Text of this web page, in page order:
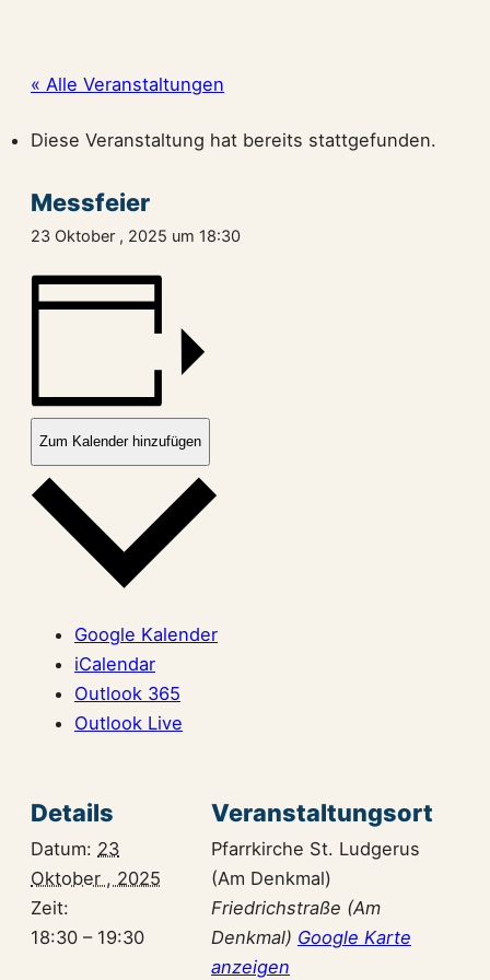
« Alle Veranstaltungen
Diese Veranstaltung hat bereits stattgefunden.
Messfeier
23 Oktober , 2025 um 18:30
Zum Kalender hinzufügen
Google Kalender
iCalendar
Outlook 365
Outlook Live
Details
Datum: 23
Oktober , 2025
Zeit:
18:30 – 19:30
Veranstaltungsort
Pfarrkirche St. Ludgerus
(Am Denkmal)
Friedrichstraße (Am
Denkmal) Google Karte
anzeigen